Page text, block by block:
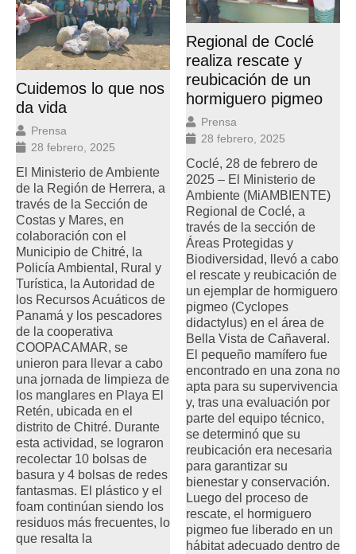
Cuidemos lo que nos
da vida
Prensa
28 febrero, 2025
El Ministerio de Ambiente
de la Región de Herrera, a
través de la Sección de
Costas y Mares, en
colaboración con el
Municipio de Chitré, la
Policía Ambiental, Rural y
Turística, la Autoridad de
los Recursos Acuáticos de
Panamá y los pescadores
de la cooperativa
COOPACAMAR, se
unieron para llevar a cabo
una jornada de limpieza de
los manglares en Playa El
Retén, ubicada en el
distrito de Chitré. Durante
esta actividad, se lograron
recolectar 10 bolsas de
basura y 4 bolsas de redes
fantasmas. El plástico y el
foam continúan siendo los
residuos más frecuentes, lo
que resalta la
Regional de Coclé
realiza rescate y
reubicación de un
hormiguero pigmeo
Prensa
28 febrero, 2025
Coclé, 28 de febrero de
2025 – El Ministerio de
Ambiente (MiAMBIENTE)
Regional de Coclé, a
través de la sección de
Áreas Protegidas y
Biodiversidad, llevó a cabo
el rescate y reubicación de
un ejemplar de hormiguero
pigmeo (Cyclopes
didactylus) en el área de
Bella Vista de Cañaveral.
El pequeño mamífero fue
encontrado en una zona no
apta para su supervivencia
y, tras una evaluación por
parte del equipo técnico,
se determinó que su
reubicación era necesaria
para garantizar su
bienestar y conservación.
Luego del proceso de
rescate, el hormiguero
pigmeo fue liberado en un
hábitat adecuado dentro de